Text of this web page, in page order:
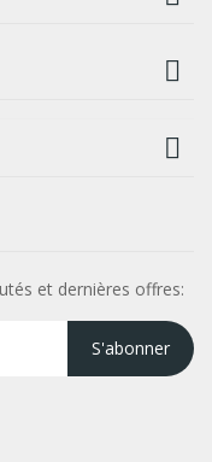


et dernières offres:
S'abonner